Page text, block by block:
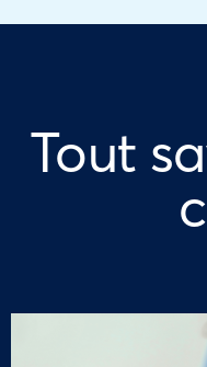
Tout